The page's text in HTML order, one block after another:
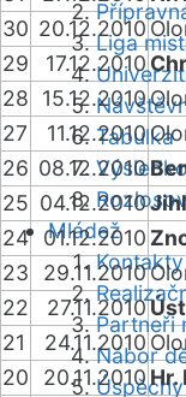
Liga
Tabulka
Mládež
Partneři
Nábor
30 20.12.2010
29
17.12.2010
28
15.12.2010
27
11.12.2010
26 08.12.2010
25 04.12.2010
24
01.12.2010
23
29.11.2010
22
27.11.2010
21
24.11.2010
20
20.11.2010 Hr.